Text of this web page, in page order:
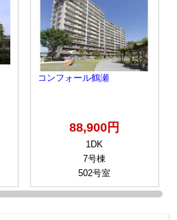
コンフォール鶴瀬
88,900円
1DK
7号棟
502号室